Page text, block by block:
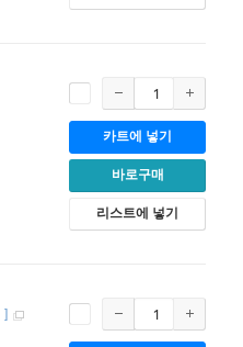
카트에 넣기
바로구매
리스트에 넣기
]